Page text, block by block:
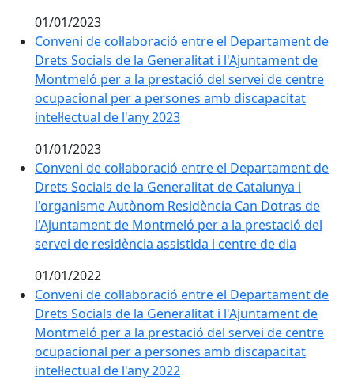
01/01/2023
Conveni de col·laboració entre el Departament de
Drets Socials de la Generalitat i l'Ajuntament de
Montmeló per a la prestació del servei de centre
ocupacional per a persones amb discapacitat
intel·lectual de l'any 2023
01/01/2023
Conveni de col·laboració entre el Departament de
Drets Socials de la Generalitat de Catalunya i
l'organisme Autònom Residència Can Dotras de
l'Ajuntament de Montmeló per a la prestació del
servei de residència assistida i centre de dia
01/01/2022
Conveni de col·laboració entre el Departament de
Drets Socials de la Generalitat i l'Ajuntament de
Montmeló per a la prestació del servei de centre
ocupacional per a persones amb discapacitat
intel·lectual de l'any 2022